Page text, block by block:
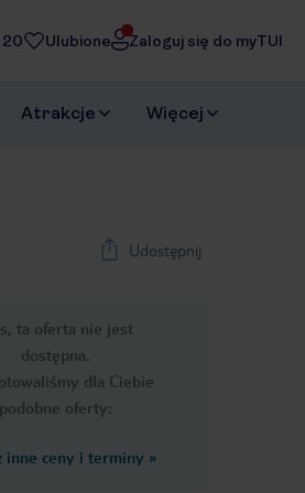
20 Ulubione Zaloguj się do myTUI
Atrakcje Więcej
Udostępnij
ta oferta nie jest
dostępna.
dla Ciebie
podobne oferty:
inne ceny i terminy »